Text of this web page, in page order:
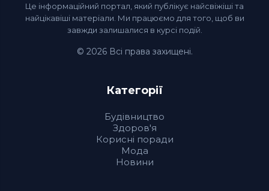
Це інформаційний портал, який публікує найсвіжіші та
найцікавіші матеріали. Ми працюємо для того, щоб ви
завжди залишалися в курсі подій.
© 2026 Всі права захищені.
Категорії
Будівництво
Здоров'я
Корисні поради
Мода
Новини